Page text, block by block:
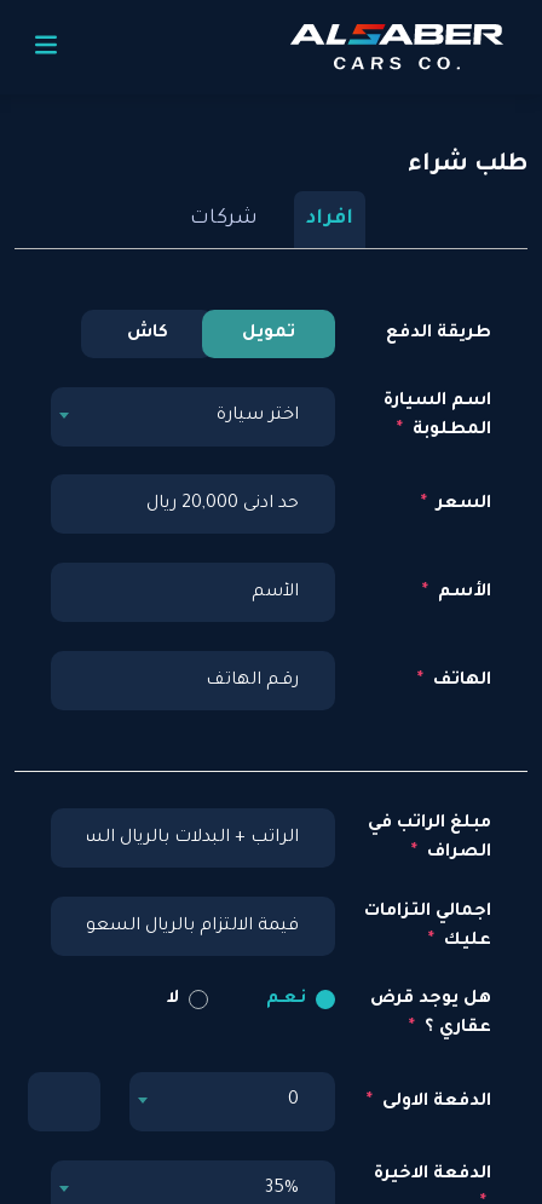
شراء
افراد شركات
طريقة الدفع تمويل كاش
اسم السيارة
المطلوبة
اختر سيارة
السعر
الأسم
الهاتف
مبلغ الراتب في
الصراف
اجمالي التزامات
عليك
هل يوجد قرض
عقاري ؟
نـعـم لا
الدفعة الاولى
الدفعة الاخيرة
35%